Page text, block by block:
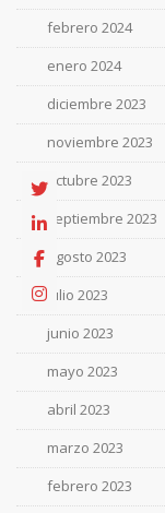
febrero 2024
enero 2024
diciembre 2023
noviembre 2023
octubre 2023
septiembre 2023
agosto 2023
julio 2023
junio 2023
mayo 2023
abril 2023
marzo 2023
febrero 2023